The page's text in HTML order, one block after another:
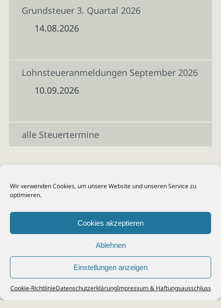
Wir verwenden Cookies, um unsere Website und unseren Service zu
optimieren.
Cookies akzeptieren
Ablehnen
Einstellungen anzeigen
Cookie-RichtlinieDatenschutzerklärungImpressum & Haftungsausschluss
Grundsteuer 3. Quartal 2026
14.08.2026
Lohnsteueranmeldungen September 2026
10.09.2026
alle Steuertermine
© 2026Steuerberater Kempf, Köln - Steuerberatung Poll, Porz, Deutz, Mülheim,